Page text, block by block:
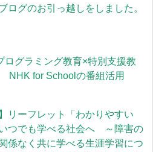
ログのお引っ越しをしました。
ログラミング教育×特別支援教
for Schoolの番組活用
リーフレット「わかりやすい
つでも学べる社会へ ～障害の
係なく共に学べる生涯学習につ